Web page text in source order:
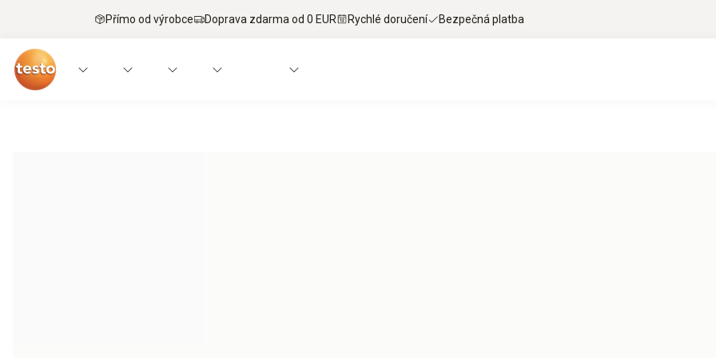
Přímo od výrobce Doprava zdarma od 0 EUR Rychlé doručení Bezpečná platba